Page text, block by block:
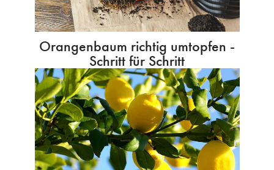
Orangenbaum richtig umtopfen -
Schritt für Schritt